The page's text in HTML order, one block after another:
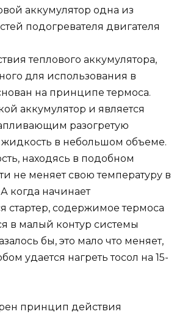
теплового аккумулятора,
для использования в
на принципе термоса.
аккумулятор и является
разогретую
в небольшом объеме.
находясь в подобном
не меняет свою температуру в
когда начинает
стартер, содержимое термоса
в малый контур системы
бы, это мало что меняет,
удается нагреть тосол на 15-
принцип действия